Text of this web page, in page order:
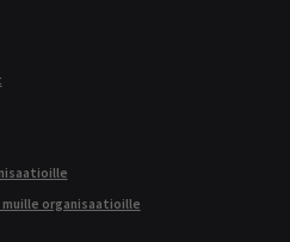
organisaatioille